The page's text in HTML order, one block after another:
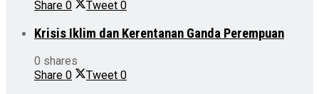
Share 0 Tweet 0
Krisis Iklim dan Kerentanan Ganda Perempuan
0 shares
Share 0 Tweet 0